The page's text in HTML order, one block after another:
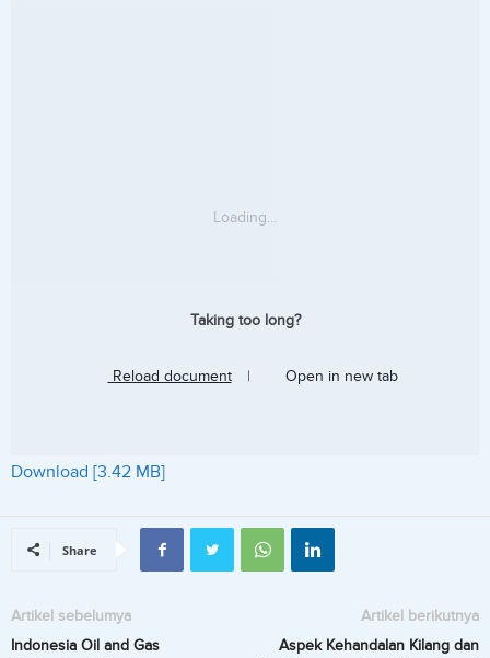
Loading...
Taking too long?
Reload document | Open in new tab
Download [3.42 MB]
Share
Artikel sebelumya
Indonesia Oil and Gas
Artikel berikutnya
Aspek Kehandalan Kilang dan